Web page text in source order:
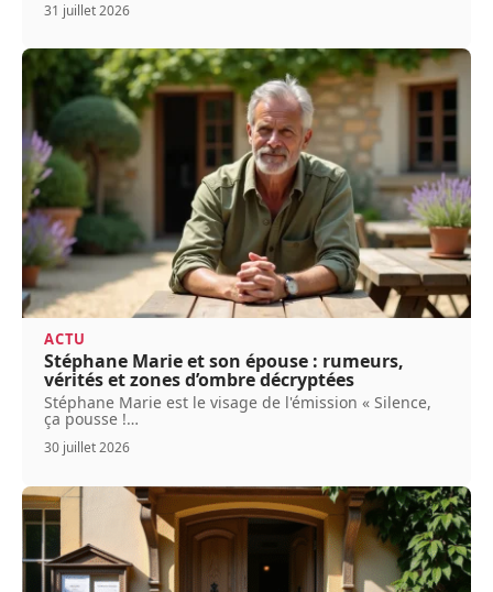
31 juillet 2026
ACTU
Stéphane Marie et son épouse : rumeurs,
vérités et zones d’ombre décryptées
Stéphane Marie est le visage de l'émission « Silence,
ça pousse !…
30 juillet 2026